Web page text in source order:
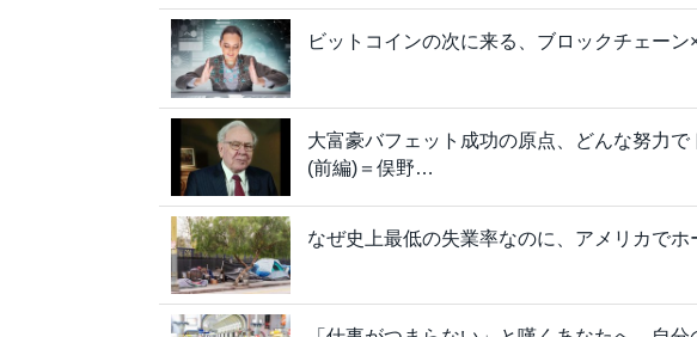
ビットコインの次に来る、ブロックチェー
大富豪バフェット成功の原点、どんな努力
(前編)＝俣野…
なぜ史上最低の失業率なのに、アメリカでホ